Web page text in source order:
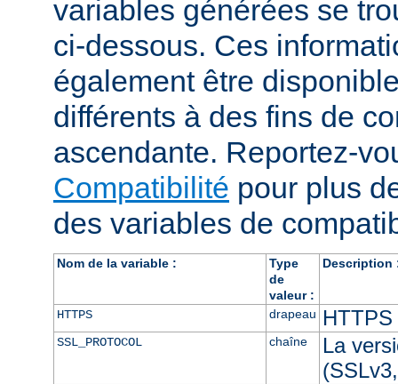
variables générées se
ci-dessous. Ces
également être
différents à des fins de
ascendante. Reportez-
Compatibilité pour plus
des variables de
Nom de la variable :
Type
de
valeur :
Description
HTTPS drapeau
SSL_PROTOCOL chaîne
La